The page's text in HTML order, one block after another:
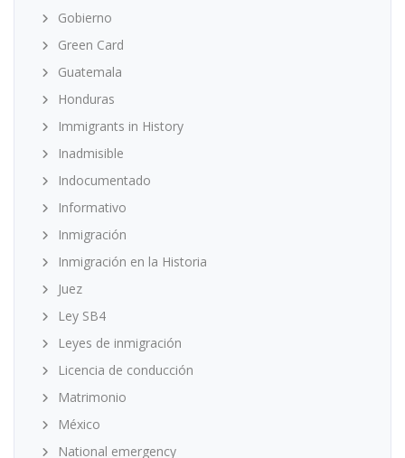
Gobierno
Green Card
Guatemala
Honduras
Immigrants in History
Inadmisible
Indocumentado
Informativo
Inmigración
Inmigración en la Historia
Juez
Ley SB4
Leyes de inmigración
Licencia de conducción
Matrimonio
México
National emergency